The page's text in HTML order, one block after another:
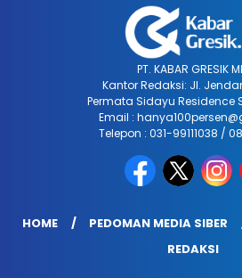
PT. KABAR GRESIK
Kantor Redaksi: Jl.
Permata Sidayu Residence
Email :
Telepon : 031-99111038 /
HOME PEDOMAN MEDIA SIBER
REDAKSI